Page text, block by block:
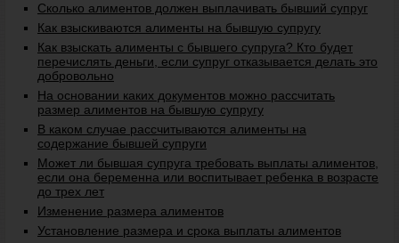
Сколько алиментов должен выплачивать бывший супруг
Как взыскиваются алименты на бывшую супругу
Как взыскать алименты с бывшего супруга? Кто будет
перечислять деньги, если супруг отказывается делать это
добровольно
На основании каких документов можно рассчитать
размер алиментов на бывшую супругу
В каком случае рассчитываются алименты на
содержание бывшей супруги
Может ли бывшая супруга требовать выплаты алиментов,
если она беременна или воспитывает ребенка в возрасте
до трех лет
Изменение размера алиментов
Установление размера и срока выплаты алиментов